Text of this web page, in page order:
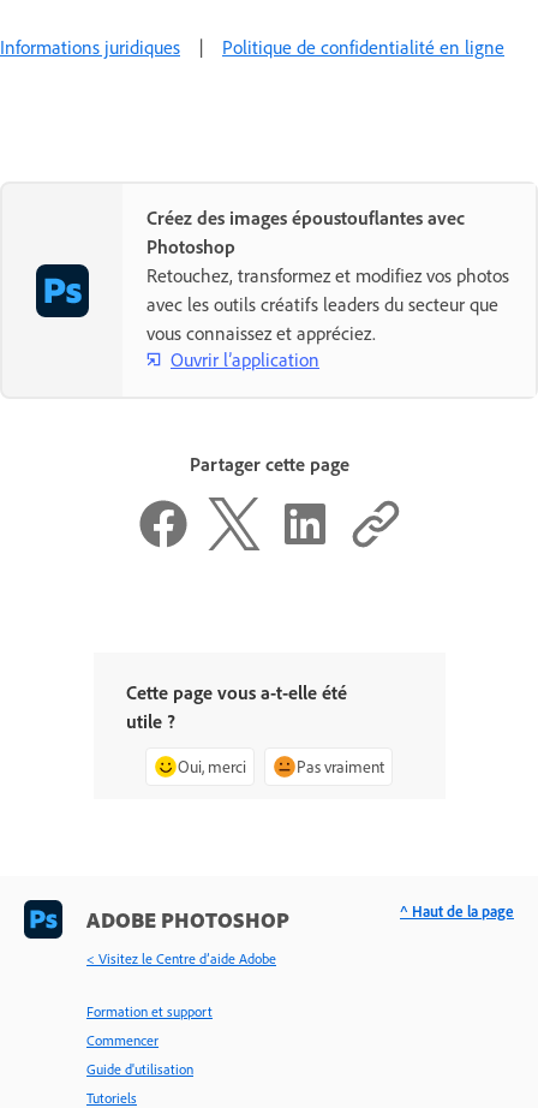
Informations juridiques | Politique de confidentialité en ligne
Créez des images époustouflantes avec
Photoshop
Retouchez, transformez et modifiez vos photos
avec les outils créatifs leaders du secteur que
vous connaissez et appréciez.
Ouvrir l’application
Partager cette page
Cette page vous a-t-elle été
utile ?
Oui, merci Pas vraiment
ADOBE PHOTOSHOP
< Visitez le Centre d’aide Adobe
Formation et support
Commencer
Guide d'utilisation
Tutoriels
^ Haut de la page